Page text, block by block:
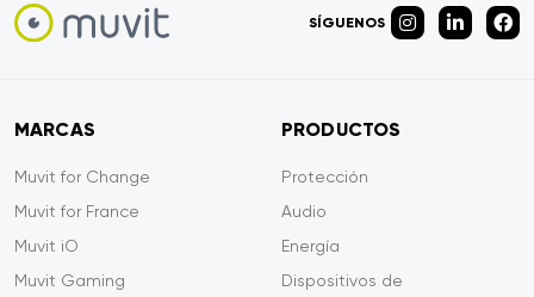
SÍGUENOS
MARCAS
Muvit for Change
Muvit for France
Muvit iO
Muvit Gaming
PRODUCTOS
Protección
Audio
Energía
Dispositivos de